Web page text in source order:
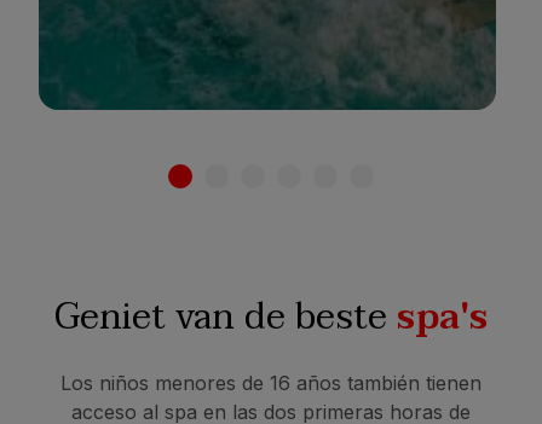
hotels Zie
Geniet van de bestespa's
Los niños menores de 16 años también tienen
acceso al spa en las dos primeras horas de